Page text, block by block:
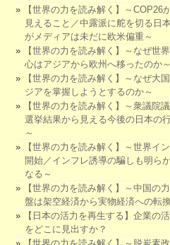
【世界の力を読み解く】～COP26
見えること／中露派に舵を切る日
がメディアは未だに欧米偏重～
【世界の力を読み解く】～なぜ世
心はアジアから欧州へ移ったのか～
【世界の力を読み解く】～なぜ大
ジアを掌握しようとするのか～
【世界の力を読み解く】～衆議院
選挙結果から見える今後の日本の
～
【世界の力を読み解く】～世界イ
開始／インフレ誘導の騙しも明ら
なる～
【世界の力を読み解く】～中国の
盤は架空経済から実物経済への転
【日本の活力を再生する】企業の
をどこに見出すか？